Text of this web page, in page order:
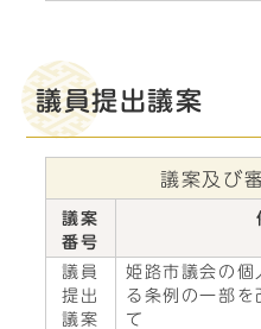
議員提出議案
議案及び
議案
番号
議員
提出
議案
姫路市議会の個
る条例の一部を
て